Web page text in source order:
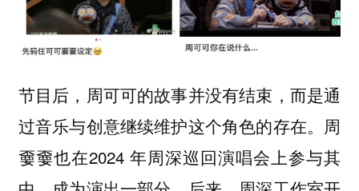
节目后，周可可的故事并没有结束，而是通
过音乐与创意继续维护这个角色的存在。周
嫑嫑也在2024 年周深巡回演唱会上参与其